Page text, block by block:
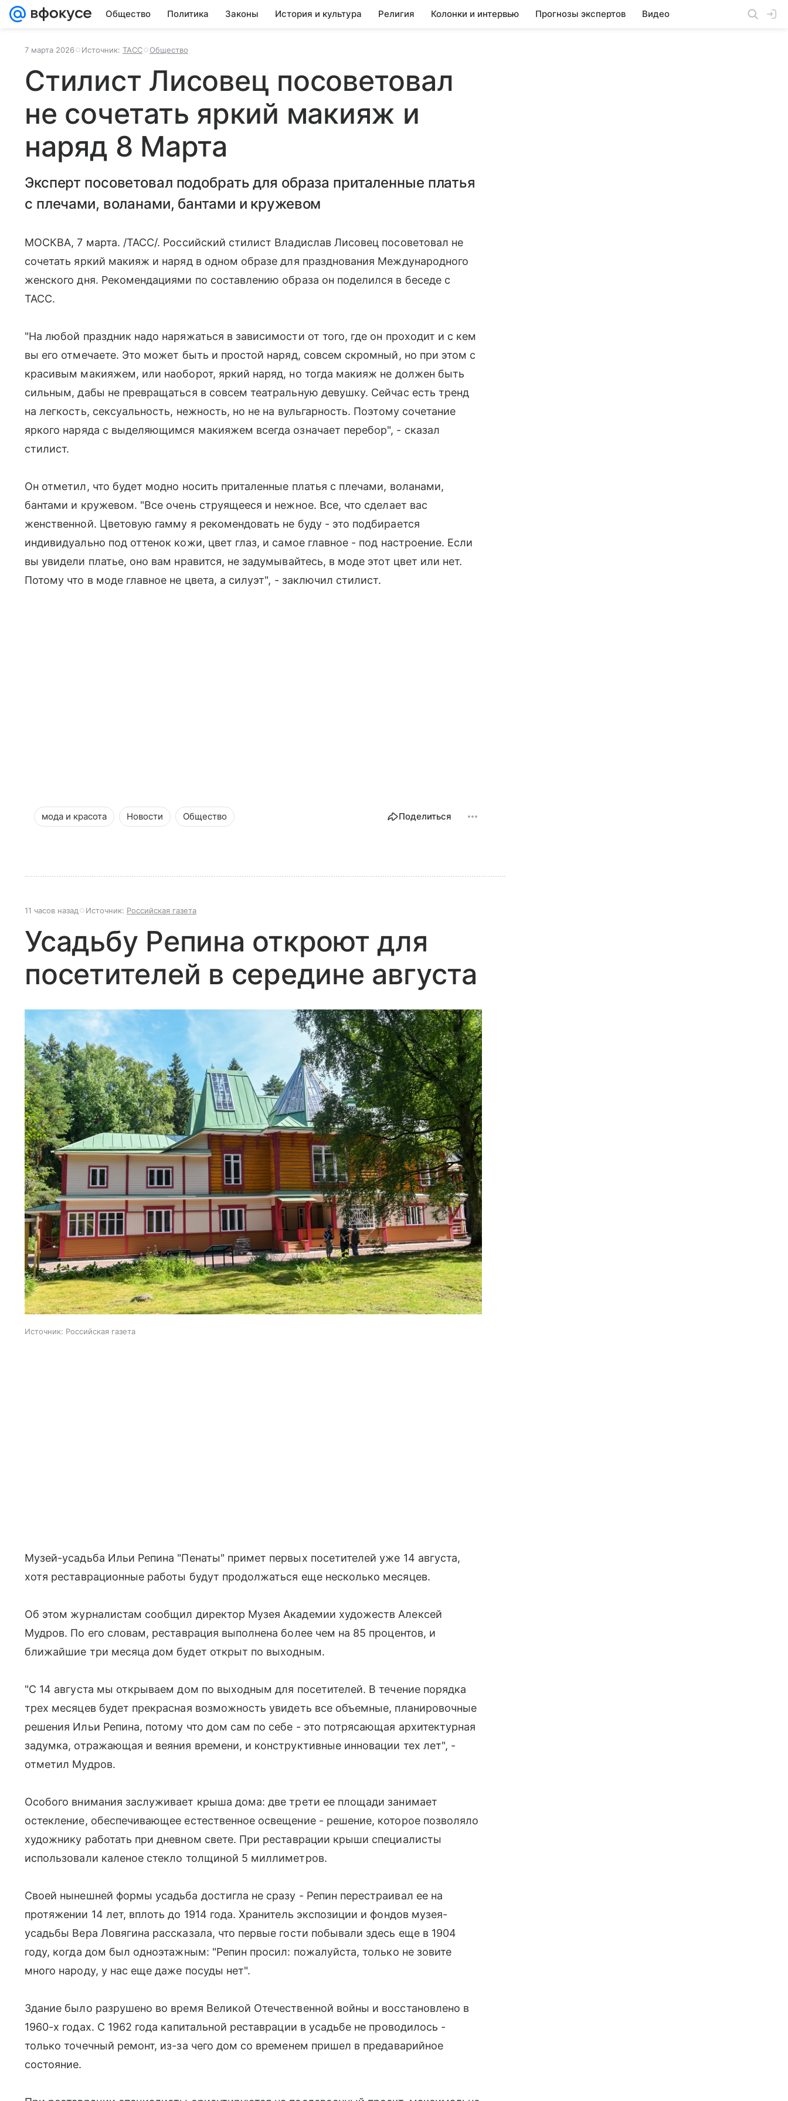
Общество Политика Законы История и культура Религия Колонки и интервью Прогнозы экспертов Видео
7 марта 2026 Источник: ТАСС Общество
Стилист Лисовец посоветовал
не сочетать яркий макияж и
наряд 8 Марта
Эксперт посоветовал подобрать для образа приталенные платья
с плечами, воланами, бантами и кружевом
МОСКВА, 7 марта. /ТАСС/. Российский стилист Владислав Лисовец посоветовал не
сочетать яркий макияж и наряд в одном образе для празднования Международного
женского дня. Рекомендациями по составлению образа он поделился в беседе с
ТАСС.
"На любой праздник надо наряжаться в зависимости от того, где он проходит и с кем
вы его отмечаете. Это может быть и простой наряд, совсем скромный, но при этом с
красивым макияжем, или наоборот, яркий наряд, но тогда макияж не должен быть
сильным, дабы не превращаться в совсем театральную девушку. Сейчас есть тренд
на легкость, сексуальность, нежность, но не на вульгарность. Поэтому сочетание
яркого наряда с выделяющимся макияжем всегда означает перебор", - сказал
стилист.
Он отметил, что будет модно носить приталенные платья с плечами, воланами,
бантами и кружевом. "Все очень струящееся и нежное. Все, что сделает вас
женственной. Цветовую гамму я рекомендовать не буду - это подбирается
индивидуально под оттенок кожи, цвет глаз, и самое главное - под настроение. Если
вы увидели платье, оно вам нравится, не задумывайтесь, в моде этот цвет или нет.
Потому что в моде главное не цвета, а силуэт", - заключил стилист.
мода и красота Новости Общество Поделиться
11 часов назад Источник: Российская газета
Усадьбу Репина откроют для
посетителей в середине августа
Источник: Российская газета
Музей-усадьба Ильи Репина "Пенаты" примет первых посетителей уже 14 августа,
хотя реставрационные работы будут продолжаться еще несколько месяцев.
Об этом журналистам сообщил директор Музея Академии художеств Алексей
Мудров. По его словам, реставрация выполнена более чем на 85 процентов, и
ближайшие три месяца дом будет открыт по выходным.
"С 14 августа мы открываем дом по выходным для посетителей. В течение порядка
трех месяцев будет прекрасная возможность увидеть все объемные, планировочные
решения Ильи Репина, потому что дом сам по себе - это потрясающая архитектурная
задумка, отражающая и веяния времени, и конструктивные инновации тех лет", -
отметил Мудров.
Особого внимания заслуживает крыша дома: две трети ее площади занимает
остекление, обеспечивающее естественное освещение - решение, которое позволяло
художнику работать при дневном свете. При реставрации крыши специалисты
использовали каленое стекло толщиной 5 миллиметров.
Своей нынешней формы усадьба достигла не сразу - Репин перестраивал ее на
протяжении 14 лет, вплоть до 1914 года. Хранитель экспозиции и фондов музея-
усадьбы Вера Ловягина рассказала, что первые гости побывали здесь еще в 1904
году, когда дом был одноэтажным: "Репин просил: пожалуйста, только не зовите
много народу, у нас еще даже посуды нет".
Здание было разрушено во время Великой Отечественной войны и восстановлено в
1960-х годах. С 1962 года капитальной реставрации в усадьбе не проводилось -
только точечный ремонт, из-за чего дом со временем пришел в предаварийное
состояние.